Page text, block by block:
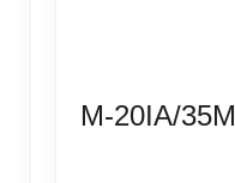
M-20IA/35M